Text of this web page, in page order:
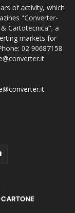
of activity, which
"Converter-
Cartotecnica", a
markets for
02 90687158